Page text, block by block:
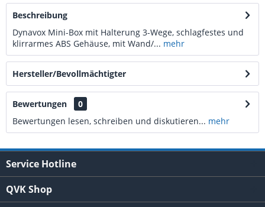
Beschreibung
Dynavox Mini-Box mit Halterung 3-Wege, schlagfestes und
klirrarmes ABS Gehäuse, mit Wand/... mehr
Hersteller/Bevollmächtigter
Bewertungen
0
Bewertungen lesen, schreiben und diskutieren... mehr
Service Hotline
QVK Shop